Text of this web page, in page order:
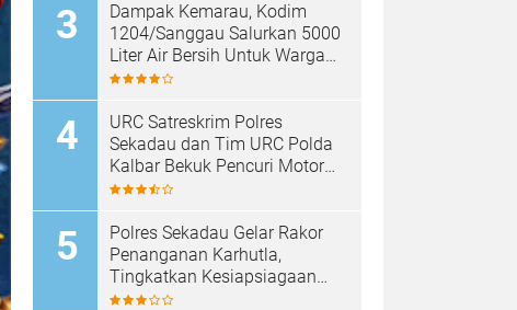
Dampak Kemarau, Kodim
1204/Sanggau Salurkan 5000
Liter Air Bersih Untuk Warga
Desa Entakai
URC Satreskrim Polres
Sekadau dan Tim URC Polda
Kalbar Bekuk Pencuri Motor
KLX, Satu Pelaku Masih
Polres Sekadau Gelar Rakor
Penanganan Karhutla,
Tingkatkan Kesiapsiagaan
Jajaran